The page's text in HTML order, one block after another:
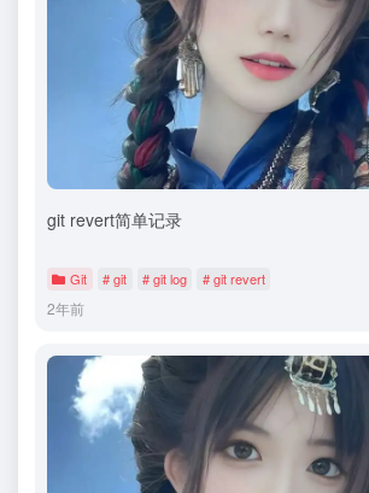
git revert简单记录
Git # git # git log # git revert
2年前